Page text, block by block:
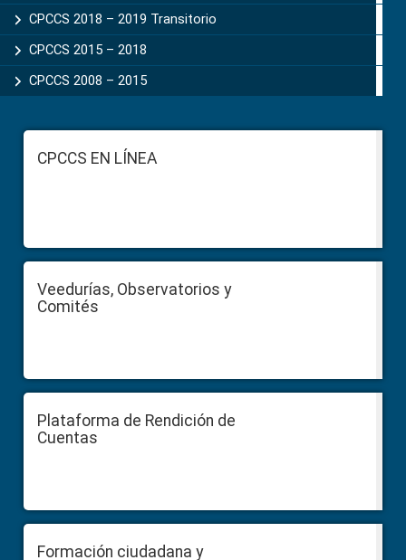
CPCCS 2018 – 2019 Transitorio
CPCCS 2015 – 2018
CPCCS 2008 – 2015
FooterCPCCS EN LÍNEA
Veedurías, Observatorios y
Comités
Plataforma de Rendición de
Cuentas
Formación ciudadana y